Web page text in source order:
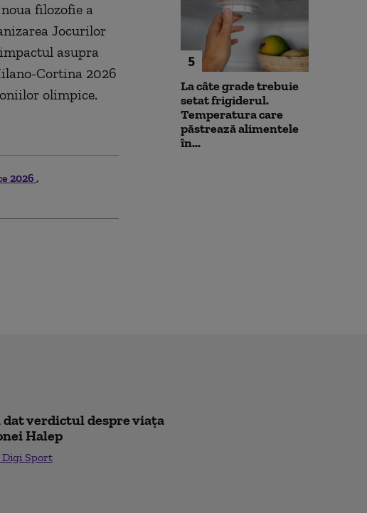
filozofie a
Jocurilor
asupra
Cortina 2026
olimpice.
2026
5
La câte grade trebuie
setat frigiderul.
Temperatura care
păstrează alimentele
în...
verdictul despre viața
Halep
Digi Sport